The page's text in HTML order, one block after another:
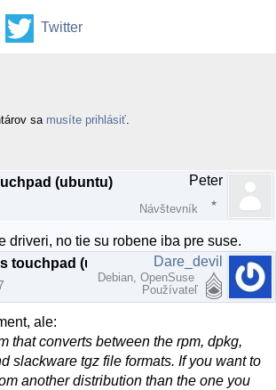
Twitter
sa musíte prihlásiť
(ubuntu) Peter
Návštevník
driveri, no tie su robene iba pre suse.
Dare_devil
Debian, OpenSuse
Používateľ
ale:
that converts between the rpm, dpkg,
slackware tgz file formats. If you want to
another distribution than the one you